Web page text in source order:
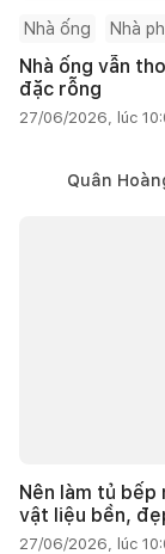
Nhà ống Nhà
Nhà ống vẫn
đặc rỗng
27/06/2026, lúc
Quân
Nên làm tủ bếp
vật liệu bền,
27/06/2026, lúc